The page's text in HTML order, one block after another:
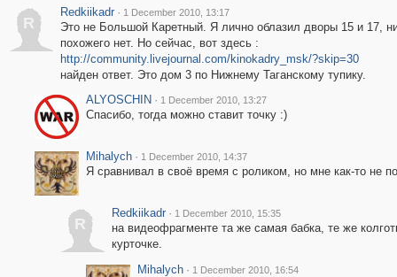
R
Redkiikadr · 1 December 2010, 13:17
Это не Большой Каретный. Я лично облазил дворы 15 и 17,
похожего нет. Но сейчас, вот здесь :
http://community.livejournal.com/kinokadry_msk/?skip=30
найден ответ. Это дом 3 по Нижнему Таганскому тупику.
ALYOSCHIN · 1 December 2010, 13:27
Спасибо, тогда можно ставит точку :)
Mihalych · 1 December 2010, 14:37
Я сравнивал в своё время с роликом, но мне как-то не
R
Redkiikadr · 1 December 2010, 15:35
на видеофрагменте та же самая бабка, те же
курточке.
Mihalych · 1 December 2010, 16:54